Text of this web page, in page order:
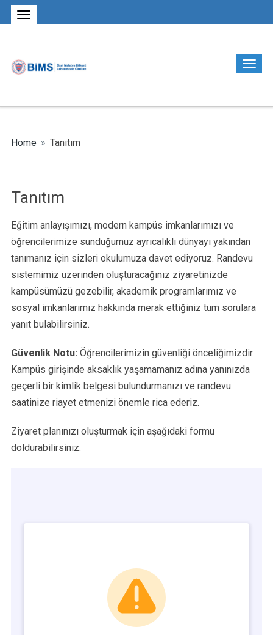
Home » Tanıtım
Tanıtım
Eğitim anlayışımızı, modern kampüs imkanlarımızı ve
öğrencilerimize sunduğumuz ayrıcalıklı dünyayı yakından
tanımanız için sizleri okulumuza davet ediyoruz. Randevu
sistemimiz üzerinden oluşturacağınız ziyaretinizde
kampüsümüzü gezebilir, akademik programlarımız ve
sosyal imkanlarımız hakkında merak ettiğiniz tüm sorulara
yanıt bulabilirsiniz.
Güvenlik Notu: Öğrencilerimizin güvenliği önceliğimizdir.
Kampüs girişinde aksaklık yaşamamanız adına yanınızda
geçerli bir kimlik belgesi bulundurmanızı ve randevu
saatinize riayet etmenizi önemle rica ederiz.
Ziyaret planınızı oluşturmak için aşağıdaki formu
doldurabilirsiniz: